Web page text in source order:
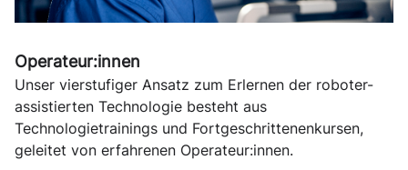
Operateur:innen
Unser vierstufiger Ansatz zum Erlernen der roboter-
assistierten Technologie besteht aus
Technologietrainings und Fortgeschrittenenkursen,
geleitet von erfahrenen Operateur:innen.